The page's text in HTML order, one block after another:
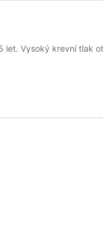
let. Vysoký krevní tlak